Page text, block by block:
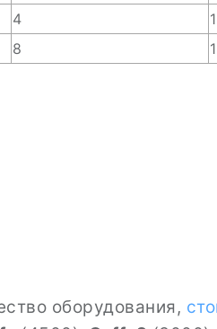
4
1
8 1
оборудования,